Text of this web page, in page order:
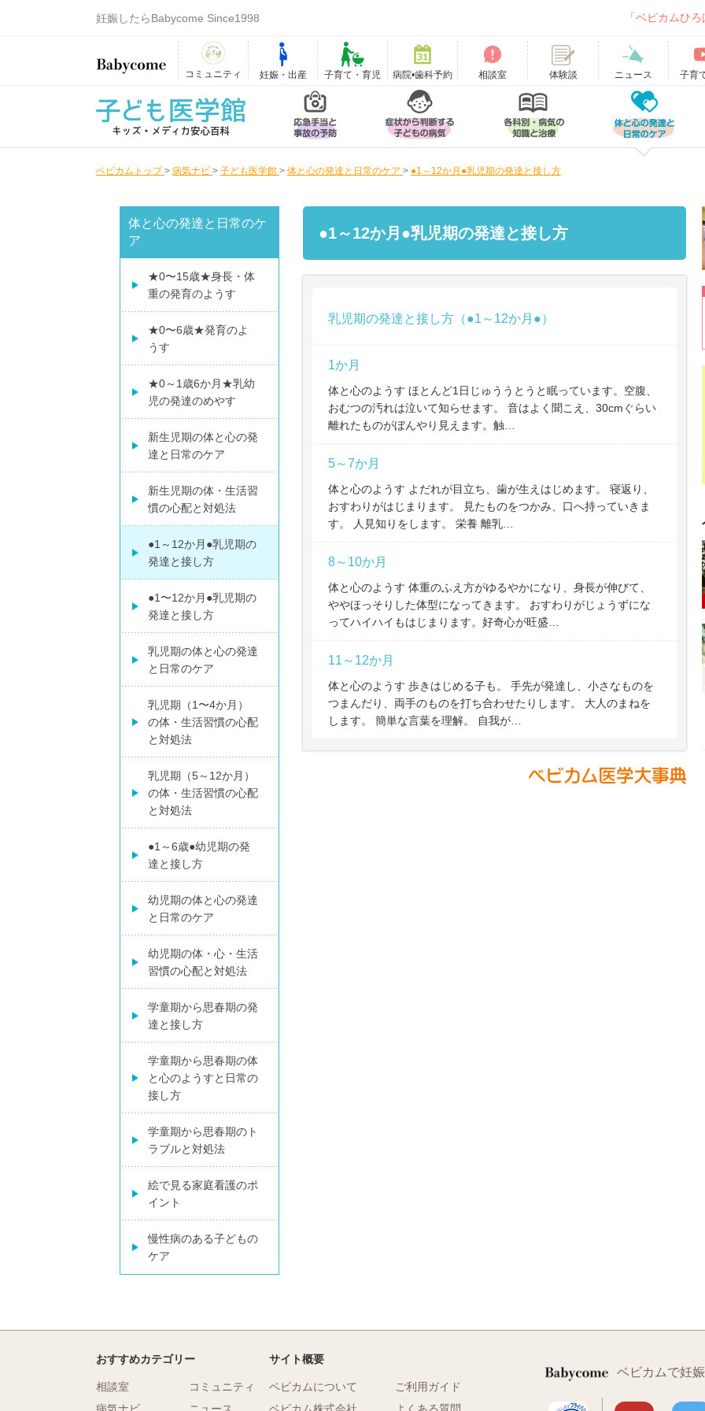
妊娠したらBabycome Since1998 「ベビカムひ
コミュニティ 妊娠・出産 子育て・育児 病院•歯科予約 相談室 体験談 ニュース 子育
ベビカムトップ > 病気ナビ > 子ども医学館 > 体と心の発達と日常のケア > ●1～12か月●乳児期の発達と接し方
●1～12か月●乳児期の発達と接し方
乳児期の発達と接し方（●1～12か月●）
1か月
体と心のようす ほとんど1日じゅううとうと眠っています。空腹、
おむつの汚れは泣いて知らせます。 音はよく聞こえ、30cmぐらい
離れたものがぼんやり見えます。触…
5～7か月
体と心のようす よだれが目立ち、歯が生えはじめます。 寝返り、
おすわりがはじまります。 見たものをつかみ、口へ持っていきま
す。 人見知りをします。 栄養 離乳…
8～10か月
体と心のようす 体重のふえ方がゆるやかになり、身長が伸びて、
ややほっそりした体型になってきます。 おすわりがじょうずにな
ってハイハイもはじまります。好奇心が旺盛…
11～12か月
体と心のようす 歩きはじめる子も。 手先が発達し、小さなものを
つまんだり、両手のものを打ち合わせたりします。 大人のまねを
します。 簡単な言葉を理解。 自我が…
体と心の発達と日常のケ
ア
★0〜15歳★身長・体
重の発育のようす
★0〜6歳★発育のよ
うす
★0～1歳6か月★乳幼
児の発達のめやす
新生児期の体と心の発
達と日常のケア
新生児期の体・生活習
慣の心配と対処法
●1～12か月●乳児期の
発達と接し方
●1〜12か月●乳児期の
発達と接し方
乳児期の体と心の発達
と日常のケア
乳児期（1〜4か月）
の体・生活習慣の心配
と対処法
乳児期（5～12か月）
の体・生活習慣の心配
と対処法
●1～6歳●幼児期の発
達と接し方
幼児期の体と心の発達
と日常のケア
幼児期の体・心・生活
習慣の心配と対処法
学童期から思春期の発
達と接し方
学童期から思春期の体
と心のようすと日常の
接し方
学童期から思春期のト
ラブルと対処法
絵で見る家庭看護のポ
イント
慢性病のある子どもの
ケア
ベビカムで妊
おすすめカテゴリー
相談室
病気ナビ
コミュニティ
ニュース
サイト概要
ベビカムについて
ベビカム株式会社
ご利用ガイド
よくある質問